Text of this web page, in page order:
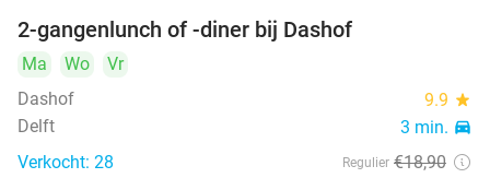
2-gangenlunch of -diner bij Dashof
Ma Wo
Vr
Dashof
9.9 star
Delft 3 min. directions_car
Verkocht: 28 Regulier €18,90